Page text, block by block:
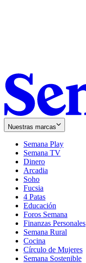
Nuestras marcas
Semana Play
Semana TV
Dinero
Arcadia
Soho
in
new
window
Fucsia
in
new
window
4 Patas
Educación
Foros Semana
Finanzas Personales
Semana Rural
Cocina
Círculo de Mujeres
Semana Sostenible